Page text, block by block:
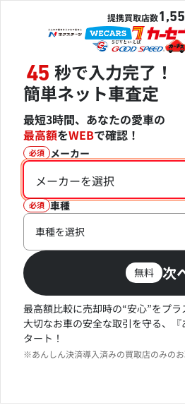
提携買取店数
45 秒で入力完了！
簡単ネット車査定
最短3時間、あなたの愛車の
最高額をWEBで確認！
必須 メーカー
メーカーを選択
必須 車種
車種を選択
無料 次
最高額比較に売却時の“安心”をプラ
大切なお車の安全な取引を守る、
タート！
※あんしん決済導入済みの買取店のみのお